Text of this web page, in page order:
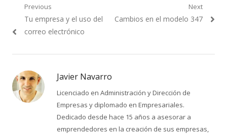
Navegación
de
Previous
Previous
post:
Tu empresa y el uso del
correo electrónico
Next
Next
Cambios en el modelo 347
Javier Navarro
Licenciado en Administración y Dirección de
Empresas y diplomado en Empresariales.
Dedicado desde hace 15 años a asesorar a
emprendedores en la creación de sus empresas,